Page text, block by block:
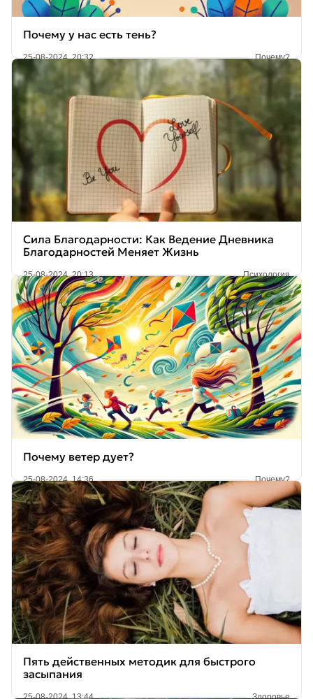
Почему у нас есть тень?
25-08-2024, 20:32 Почему?
Сила Благодарности: Как Ведение Дневника
Благодарностей Меняет Жизнь
25-08-2024, 20:13 Психология
Почему ветер дует?
25-08-2024, 14:36 Почему?
Пять действенных методик для быстрого
засыпания
25-08-2024, 13:44 Здоровье